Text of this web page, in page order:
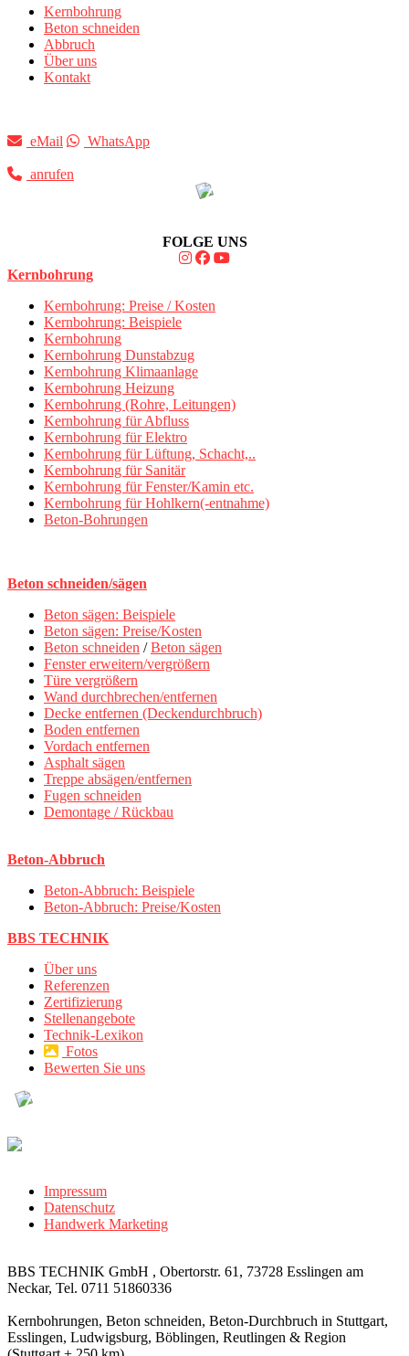
Kernbohrung
Beton schneiden
Abbruch
Über uns
Kontakt
eMail WhatsApp
anrufen
FOLGE UNS
Kernbohrung
Kernbohrung: Preise / Kosten
Kernbohrung: Beispiele
Kernbohrung
Kernbohrung Dunstabzug
Kernbohrung Klimaanlage
Kernbohrung Heizung
Kernbohrung (Rohre, Leitungen)
Kernbohrung für Abfluss
Kernbohrung für Elektro
Kernbohrung für Lüftung, Schacht,..
Kernbohrung für Sanitär
Kernbohrung für Fenster/Kamin etc.
Kernbohrung für Hohlkern(-entnahme)
Beton-Bohrungen
Beton schneiden/sägen
Beton sägen: Beispiele
Beton sägen: Preise/Kosten
Beton schneiden /Beton sägen
Fenster erweitern/vergrößern
Türe vergrößern
Wand durchbrechen/entfernen
Decke entfernen (Deckendurchbruch)
Boden entfernen
Vordach entfernen
Asphalt sägen
Treppe absägen/entfernen
Fugen schneiden
Demontage / Rückbau
Beton-Abbruch
Beton-Abbruch: Beispiele
Beton-Abbruch: Preise/Kosten
BBS TECHNIK
Über uns
Referenzen
Zertifizierung
Stellenangebote
Technik-Lexikon
Fotos
Bewerten Sie uns
Impressum
Datenschutz
Handwerk Marketing
BBS TECHNIK GmbH , Obertorstr. 61, 73728 Esslingen am
Neckar, Tel. 0711 51860336
Kernbohrungen, Beton schneiden, Beton-Durchbruch in Stuttgart,
Esslingen, Ludwigsburg, Böblingen, Reutlingen & Region